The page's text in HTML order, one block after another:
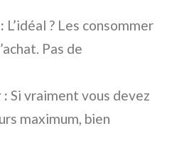
L’idéal ? Les consommer
Pas de
: Si vraiment vous devez
maximum, bien